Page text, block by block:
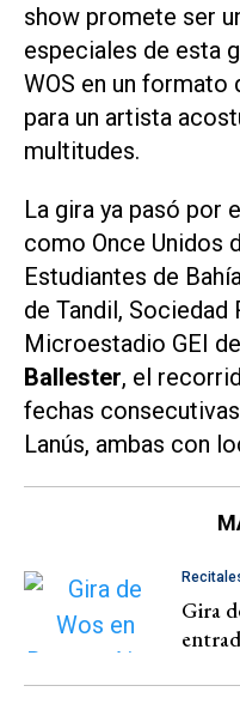
show promete ser
especiales de esta
WOS en un formato
para un artista
multitudes.
La gira ya pasó por
como Once Unidos
Estudiantes de
de Tandil, Sociedad
Microestadio GEI
Ballester, el
fechas
Lanús, ambas con
Gira